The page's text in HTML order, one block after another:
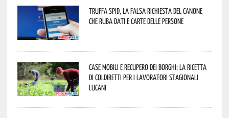
Truffa Spid, la falsa richiesta del canone
che ruba dati e carte delle persone
Case mobili e recupero dei borghi: la ricetta
di Coldiretti per i lavoratori stagionali
lucani